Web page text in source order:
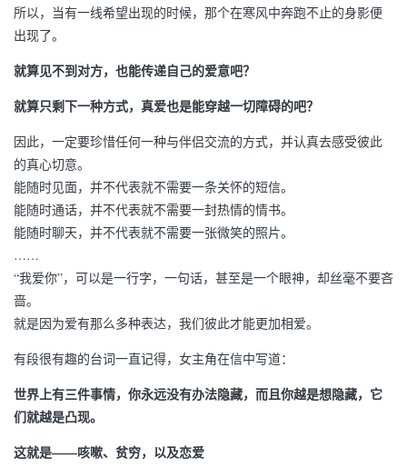
所以，当有一线希望出现的时候，那个在寒风中奔跑不止的身影便
出现了。
就算见不到对方，也能传递自己的爱意吧？
就算只剩下一种方式，真爱也是能穿越一切障碍的吧？
因此，一定要珍惜任何一种与伴侣交流的方式，并认真去感受彼此
的真心切意。
能随时见面，并不代表就不需要一条关怀的短信。
能随时通话，并不代表就不需要一封热情的情书。
能随时聊天，并不代表就不需要一张微笑的照片。
……
“我爱你”，可以是一行字，一句话，甚至是一个眼神，却丝毫不要吝
啬。
就是因为爱有那么多种表达，我们彼此才能更加相爱。
有段很有趣的台词一直记得，女主角在信中写道：
世界上有三件事情，你永远没有办法隐藏，而且你越是想隐藏，它
们就越是凸现。
这就是——咳嗽、贫穷，以及恋爱